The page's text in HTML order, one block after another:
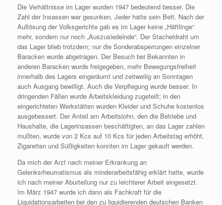
Die Verhältnisse im Lager wurden 1947 bedeutend besser. Die
Zahl der Insassen war gesunken. Jeder hatte sein Bett. Nach der
Auflösung der Volksgerichte gab es im Lager keine „Häftlinge“
mehr, sondern nur noch „Auszusiedelnde“. Der Stacheldraht um
das Lager blieb trotzdem; nur die Sonderabsperrungen einzelner
Baracken wurde abgetragen. Der Besuch bei Bekannten in
anderen Baracken wurde freigegeben, mehr Bewegungsfreiheit
innerhalb des Lagers eingeräumt und zeitweilig an Sonntagen
auch Ausgang bewilligt. Auch die Verpflegung wurde besser. In
dringenden Fällen wurde Arbeitskleidung zugeteilt; in den
eingerichteten Werkstätten wurden Kleider und Schuhe kostenlos
ausgebessert. Der Anteil am Arbeitslohn, den die Betriebe und
Haushalte, die Lagerinsassen beschäftigten, an das Lager zahlen
mußten, wurde von 2 Kcs auf 10 Kcs für jeden Arbeitstag erhöht.
Zigaretten und Süßigkeiten konnten im Lager gekauft werden.
Da mich der Arzt nach meiner Erkrankung an
Gelenksrheumatismus als minderarbeitsfähig erklärt hatte, wurde
ich nach meiner Aburteilung nur zu leichterer Arbeit eingesetzt.
Im März 1947 wurde ich dann als Fachkraft für die
Liquidationsarbeiten bei den zu liquidierenden deutschen Banken